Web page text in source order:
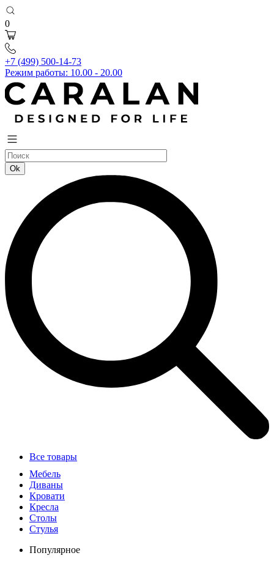
0
+7 (499) 500-14-73
Режим работы: 10.00 - 20.00
Все товары
Мебель
Диваны
Кровати
Кресла
Столы
Стулья
Популярное